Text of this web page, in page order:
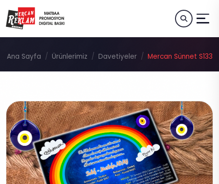
Ana Sayfa Ürünlerimiz Davetiyeler Mercan Sünnet S133